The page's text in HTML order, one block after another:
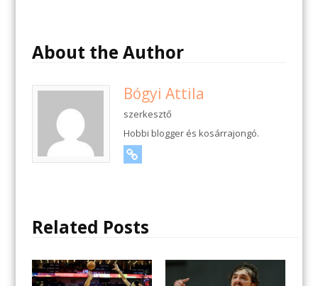
About the Author
Bógyi Attila
szerkesztő
Hobbi blogger és kosárrajongó.
Related Posts